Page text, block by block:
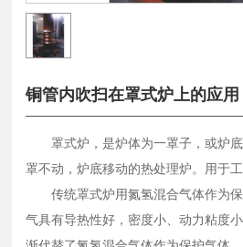
铜管内吹扫在罩式炉上的应用
罩式炉，是炉体为一罩子，或炉底
罩不动，炉底移动的热处理炉。用于
传统罩式炉用氮氢混合气体作为保
气具有导热性好，密度小、动力粘度